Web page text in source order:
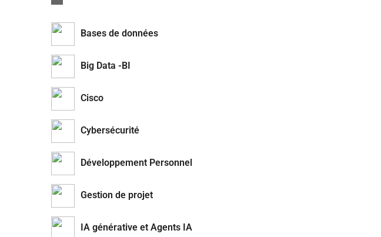
Bases de données
Big Data -BI
Cisco
Cybersécurité
Développement Personnel
Gestion de projet
IA générative et Agents IA